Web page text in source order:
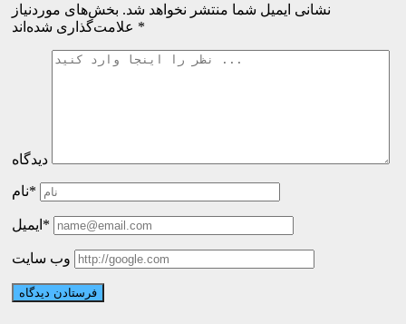
نشانی ایمیل شما منتشر نخواهد شد. بخش‌های موردنیاز
*
دیدگاه
نام*
ایمیل*
وب سایت